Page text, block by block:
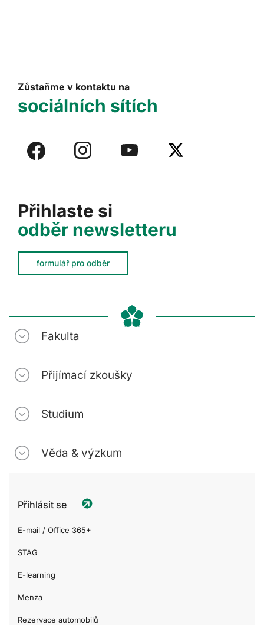
Přihlaste si
odběr newsletteru
formulář pro odběr
Zůstaňme v kontaktu na
sociálních sítích
Fakulta
Přijímací zkoušky
Studium
Věda & výzkum
Přihlásit se
E-mail / Office 365+
STAG
E-learning
Menza
Rezervace automobilů